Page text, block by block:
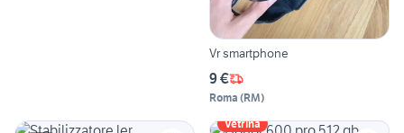
Vr smartphone
9 €
Roma (RM)
Vetrina